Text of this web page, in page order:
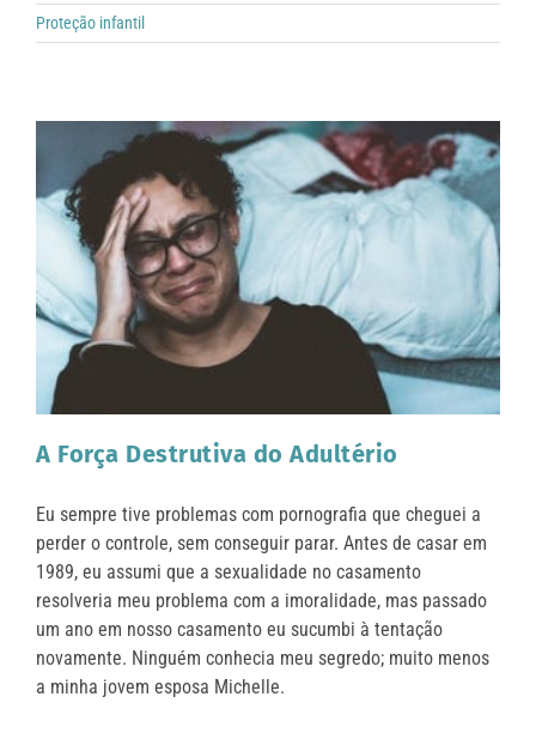
Proteção infantil
A Força Destrutiva do Adultério
Eu sempre tive problemas com pornografia que cheguei a
perder o controle, sem conseguir parar. Antes de casar em
1989, eu assumi que a sexualidade no casamento
resolveria meu problema com a imoralidade, mas passado
um ano em nosso casamento eu sucumbi à tentação
novamente. Ninguém conhecia meu segredo; muito menos
a minha jovem esposa Michelle.